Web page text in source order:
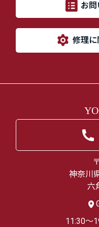
お
修理に
神奈川
六
11:30～